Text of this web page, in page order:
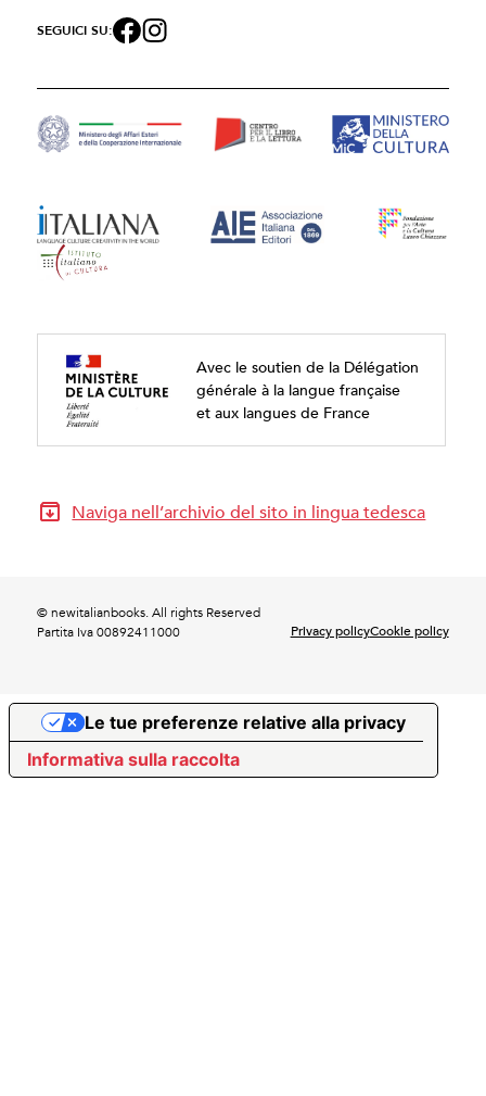
SEGUICI SU:
Avec le soutien de la Délégation
générale à la langue française
et aux langues de France
Naviga nell’archivio del sito in lingua tedesca
© newitalianbooks. All rights Reserved
Partita Iva 00892411000
Privacy policyCookie policy
Informativa sulla raccolta
Le tue preferenze relative alla privacy